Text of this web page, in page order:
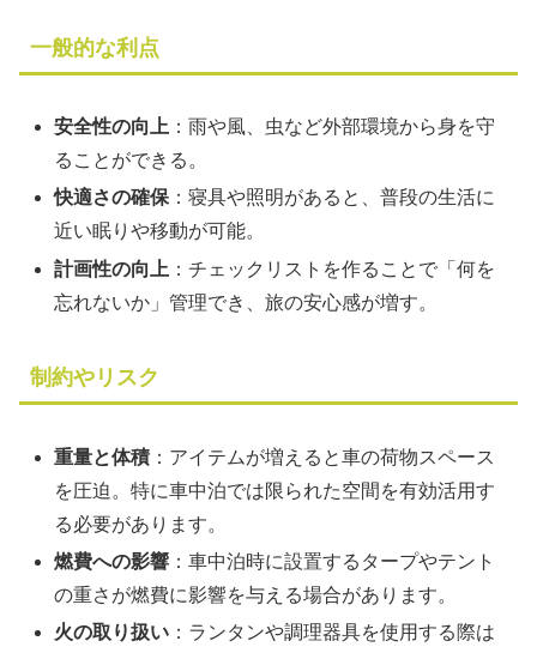
一般的な利点
安全性の向上 ：雨や風、虫など外部環境から身を守
ることができる。
快適さの確保 ：寝具や照明があると、普段の生活に
近い眠りや移動が可能。
計画性の向上 ：チェックリストを作ることで「何を
忘れないか」管理でき、旅の安心感が増す。
制約やリスク
重量と体積 ：アイテムが増えると車の荷物スペース
を圧迫。特に車中泊では限られた空間を有効活用す
る必要があります。
燃費への影響 ：車中泊時に設置するタープやテント
の重さが燃費に影響を与える場合があります。
火の取り扱い ：ランタンや調理器具を使用する際は